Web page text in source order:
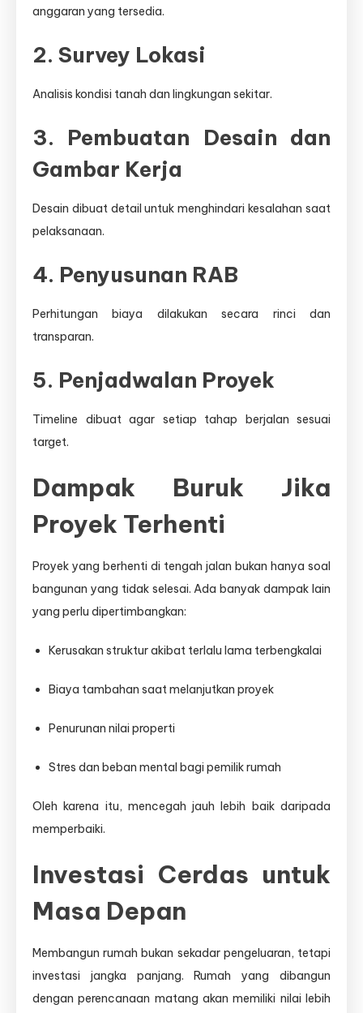
anggaran yang tersedia.
2. Survey Lokasi
Analisis kondisi tanah dan lingkungan sekitar.
3. Pembuatan Desain dan
Gambar Kerja
Desain dibuat detail untuk menghindari kesalahan saat
pelaksanaan.
4. Penyusunan RAB
Perhitungan biaya dilakukan secara rinci dan
transparan.
5. Penjadwalan Proyek
Timeline dibuat agar setiap tahap berjalan sesuai
target.
Dampak Buruk Jika
Proyek Terhenti
Proyek yang berhenti di tengah jalan bukan hanya soal
bangunan yang tidak selesai. Ada banyak dampak lain
yang perlu dipertimbangkan:
Kerusakan struktur akibat terlalu lama terbengkalai
Biaya tambahan saat melanjutkan proyek
Penurunan nilai properti
Stres dan beban mental bagi pemilik rumah
Oleh karena itu, mencegah jauh lebih baik daripada
memperbaiki.
Investasi Cerdas untuk
Masa Depan
Membangun rumah bukan sekadar pengeluaran, tetapi
investasi jangka panjang. Rumah yang dibangun
dengan perencanaan matang akan memiliki nilai lebih